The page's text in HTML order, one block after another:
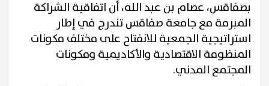
بصفاقس، عصام بن عبد الله، أن اتفاقية الشراكة
المبرمة مع جامعة صفاقس تندرج في إطار
استراتيجية الجمعية للانفتاح على مختلف مكونات
المنظومة الاقتصادية والأكاديمية ومكونات
المجتمع المدني.